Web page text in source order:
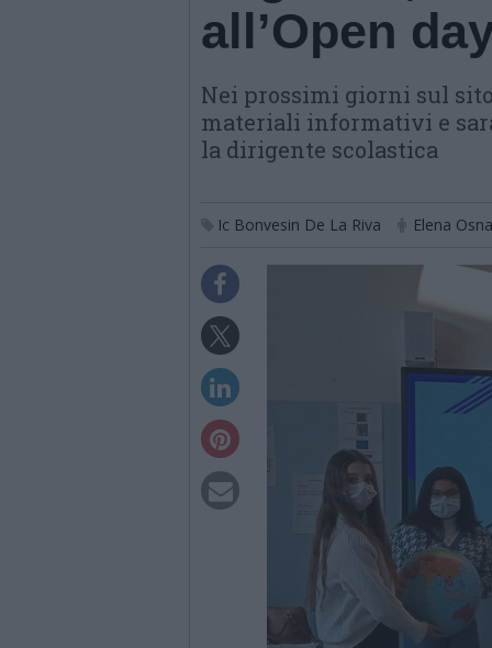
all’Open
Nei prossimi giorni sul
materiali informativi e
la dirigente scolastica
Ic Bonvesin De La Riva Elena